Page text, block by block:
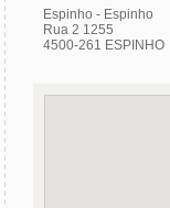
Espinho - Espinho
Rua 2 1255
4500-261 ESPINHO